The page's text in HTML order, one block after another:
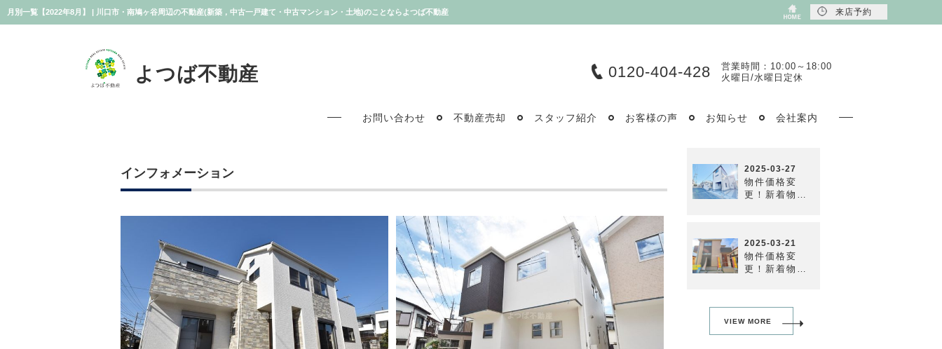
月別一覧【2022年8月】 | 川口市・南鳩ヶ谷周辺の不動産(新築，中古一戸建て・中古マンション・土地)のことならよつば不動産
よつば不動産 0120-404-428
営業時間：10:00～18:00
火曜日/水曜日定休
お問い合わせ 不動産売却 スタッフ紹介 お客様の声 お知らせ 会社案内
インフォメーション
VIEW MORE
来店予約